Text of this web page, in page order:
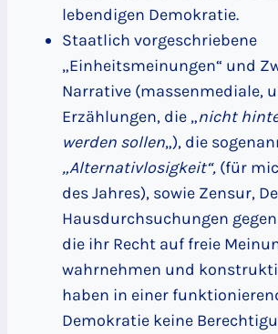
lebendigen Demokratie.
Staatlich vorgeschriebene
„Einheitsmeinungen“ und
Narrative (massenmediale,
Erzählungen, die „nicht
werden sollen„), die
„Alternativlosigkeit“, (für
des Jahres), sowie Zensur,
Hausdurchsuchungen
die ihr Recht auf freie
wahrnehmen und
haben in einer
Demokratie keine